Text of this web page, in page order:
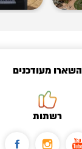
השארו מעודכנים
רשתות